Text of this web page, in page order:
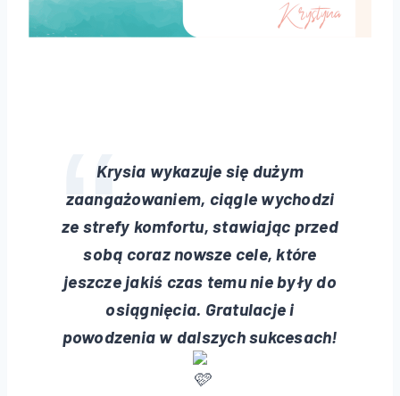
Krysia wykazuje się dużym
zaangażowaniem, ciągle wychodzi
ze strefy komfortu, stawiając przed
sobą coraz nowsze cele, które
jeszcze jakiś czas temu nie były do
osiągnięcia. Gratulacje i
powodzenia w dalszych sukcesach!